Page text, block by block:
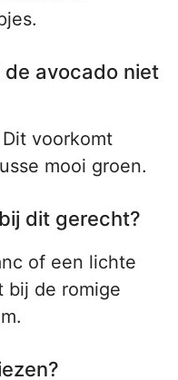
avocado niet
voorkomt
mooi groen.
dit gerecht?
of een lichte
bij de romige